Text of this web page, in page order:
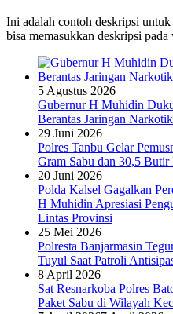
Ini adalah contoh deskripsi
bisa memasukkan deskripsi
5 Agustus 2026
Gubernur H Muhidin
Berantas Jaringan
29 Juni 2026
Polres Tanbu Gelar
Gram Sabu dan 30,5 Butir
20 Juni 2026
Polda Kalsel Gagalkan
H Muhidin Apresiasi
Lintas Provinsi
25 Mei 2026
Polresta Banjarmasin
Tuyul Saat Patroli
8 April 2026
Sat Resnarkoba Polres
Paket Sabu di Wilayah